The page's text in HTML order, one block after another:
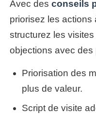
Avec des conseils
priorisez les actions
structurez les
objections avec des
Priorisation des
plus de valeur.
Script de visite